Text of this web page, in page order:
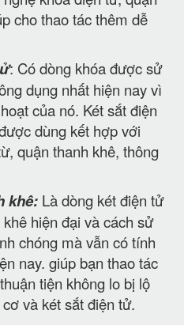
cho thao tác thêm dễ
: Có dòng khóa được sử
dụng nhất hiện nay vì
của nó. Két sắt điện
dùng kết hợp với
quận thanh khê, thông
khê: Là dòng két điện tử
hiện đại và cách sử
chóng mà vẫn có tính
nay. giúp bạn thao tác
tiện không lo bị lộ
và két sắt điện tử.